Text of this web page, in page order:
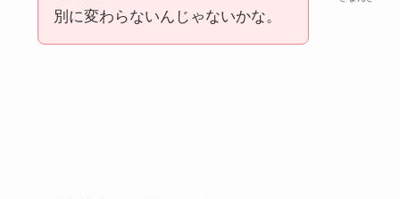
別に変わらないんじゃないかな。